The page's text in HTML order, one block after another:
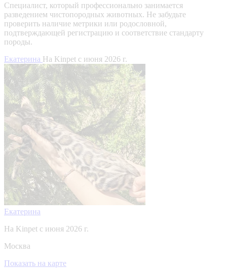
Специалист, который профессионально занимается
разведением чистопородных животных. Не забудьте
проверить наличие метрики или родословной,
подтверждающей регистрацию и соответствие стандарту
породы.
Екатерина На Kinpet c июня 2026 г.
Екатерина
На Kinpet c июня 2026 г.
Москва
Показать на карте